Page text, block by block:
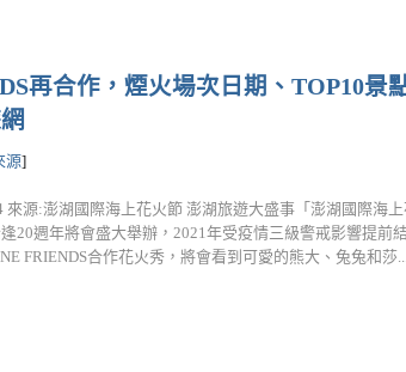
再合作，煙火場次日期、TOP10景
源]
來源:澎湖國際海上花火節 澎湖旅遊大盛事「澎湖國際海
20週年將會盛大舉辦，2021年受疫情三級警戒影響提前
FRIENDS合作花火秀，將會看到可愛的熊大、兔兔和莎